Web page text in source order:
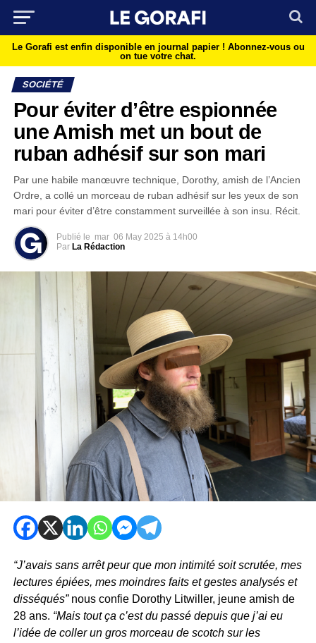
Le Gorafi est enfin disponible en journal papier ! Abonnez-vous ou
on tue votre chat.
SOCIÉTÉ
Pour éviter d’être espionnée
une Amish met un bout de
ruban adhésif sur son mari
Par une habile manœuvre technique, Dorothy, amish de l’Ancien
Ordre, a collé un morceau de ruban adhésif sur les yeux de son
mari pour éviter d’être constamment surveillée à son insu. Récit.
Publié le mar 06 May 2025 à 14h00
Par La Rédaction
“J’avais sans arrêt peur que mon intimité soit scrutée, mes
lectures épiées, mes moindres faits et gestes analysés et
disséqués”nous confie Dorothy Litwiller, jeune amish de
28 ans. “Mais tout ça c’est du passé depuis que j’ai eu
l’idée de coller un gros morceau de scotch sur les